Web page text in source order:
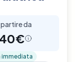
partire da